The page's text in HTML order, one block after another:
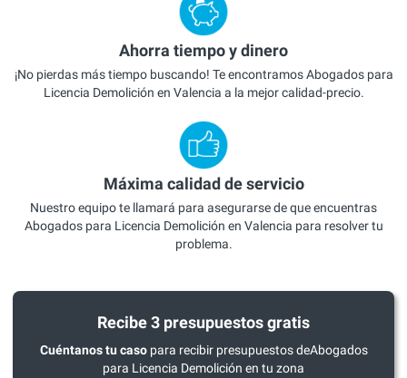
Ahorra tiempo y dinero
¡No pierdas más tiempo buscando! Te encontramos Abogados para
Licencia Demolición en Valencia a la mejor calidad-precio.
Máxima calidad de servicio
Nuestro equipo te llamará para asegurarse de que encuentras
Abogados para Licencia Demolición en Valencia para resolver tu
problema.
Recibe 3 presupuestos gratis
Cuéntanos tu casopara recibir presupuestos deAbogados
para Licencia Demolición en tu zona